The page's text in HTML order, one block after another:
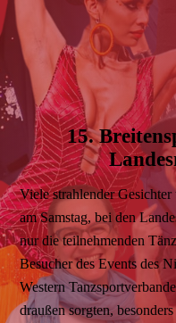
15.
Viele strahlender
am Samstag, bei den
nur die teilnehmenden
Besucher des Events des
Western
draußen sorgten,